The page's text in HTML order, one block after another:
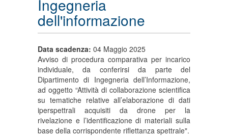
Ingegneria
dell'informazione
Data scadenza: 04 Maggio 2025
Avviso di procedura comparativa per incarico
individuale, da conferirsi da parte del
Dipartimento di Ingegneria dell’Informazione,
ad oggetto “Attività di collaborazione scientifica
su tematiche relative all’elaborazione di dati
iperspettrali acquisiti da drone per la
rivelazione e l’identificazione di materiali sulla
base della corrispondente riflettanza spettrale".